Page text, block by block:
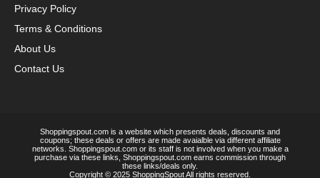
Privacy Policy
Terms & Conditions
About Us
Contact Us
Shoppingspout.com is a website which presents deals, discounts and
coupons; these deals or offers are made avaialble via different affiliate
networks. Shoppingspout.com or its staff is not involved when you make a
purchase via these links, Shoppingspout.com earns commission through
these links/deals only.
Copyright © 2025 ShoppingSpout All rights reserved.